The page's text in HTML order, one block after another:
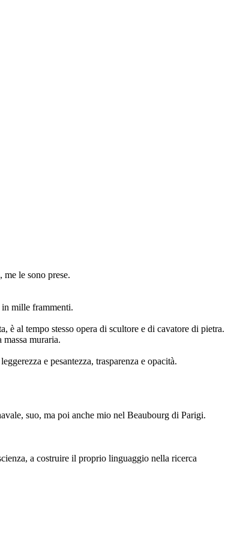
le sono prese.
mille frammenti.
è al tempo stesso opera di scultore e di cavatore di pietra.
muraria.
e pesantezza, trasparenza e opacità.
suo, ma poi anche mio nel Beaubourg di Parigi.
a costruire il proprio linguaggio nella ricerca